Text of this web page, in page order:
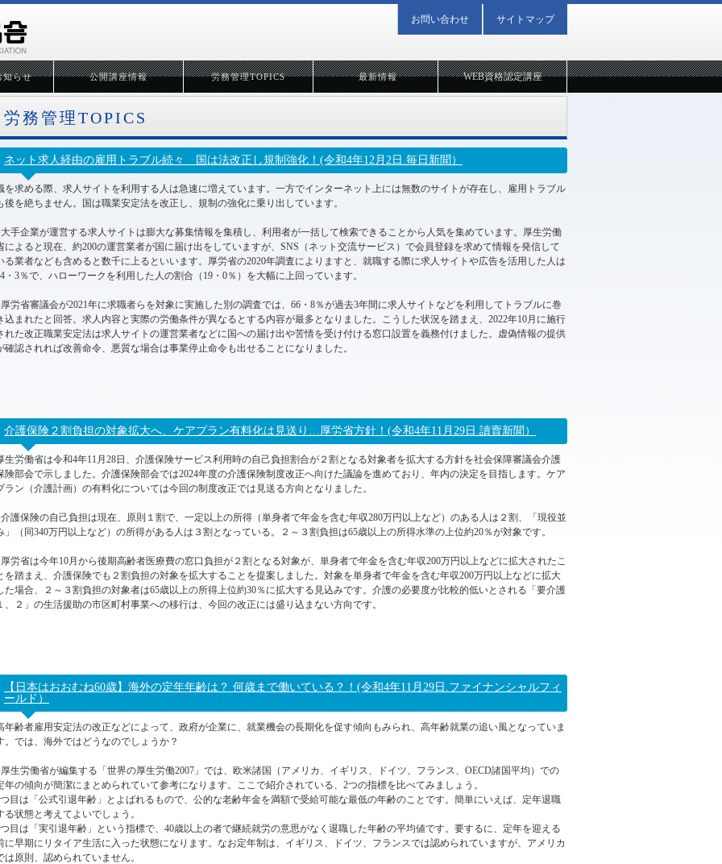
知らせ 公開講座情報 労務管理TOPICS 最新情報
労務管理TOPICS
ネット求人経由の雇用トラブル続々 国は法改正し規制強化！(令和4年12月2日.毎日新聞）
を求める際、求人サイトを利用する人は急速に増えています。一方でインターネット上には無数のサイトが存在し、雇用トラブル
後を絶ちません。国は職業安定法を改正し、規制の強化に乗り出しています。
手企業が運営する求人サイトは膨大な募集情報を集積し、利用者が一括して検索できることから人気を集めています。厚生労働
によると現在、約200の運営業者が国に届け出をしていますが、SNS（ネット交流サービス）で会員登録を求めて情報を発信して
る業者なども含めると数千に上るといいます。厚労省の2020年調査によりますと、就職する際に求人サイトや広告を活用した人は
・3％で、ハローワークを利用した人の割合（19・0％）を大幅に上回っています。
労省審議会が2021年に求職者らを対象に実施した別の調査では、66・8％が過去3年間に求人サイトなどを利用してトラブルに巻
込まれたと回答。求人内容と実際の労働条件が異なるとする内容が最多となりました。こうした状況を踏まえ、2022年10月に施行
れた改正職業安定法は求人サイトの運営業者などに国への届け出や苦情を受け付ける窓口設置を義務付けました。虚偽情報の提供
確認されれば改善命令、悪質な場合は事業停止命令も出せることになりました。
介護保険２割負担の対象拡大へ、ケアプラン有料化は見送り…厚労省方針！(令和4年11月29日.讀賣新聞）
生労働省は令和4年11月28日、介護保険サービス利用時の自己負担割合が２割となる対象者を拡大する方針を社会保障審議会介護
険部会で示しました。介護保険部会では2024年度の介護保険制度改正へ向けた議論を進めており、年内の決定を目指します。ケア
ラン（介護計画）の有料化については今回の制度改正では見送る方向となりました。
護保険の自己負担は現在、原則１割で、一定以上の所得（単身者で年金を含む年収280万円以上など）のある人は２割、「現役並
」（同340万円以上など）の所得がある人は３割となっている。２～３割負担は65歳以上の所得水準の上位約20％が対象です。
労省は今年10月から後期高齢者医療費の窓口負担が２割となる対象が、単身者で年金を含む年収200万円以上などに拡大されたこ
を踏まえ、介護保険でも２割負担の対象を拡大することを提案しました。対象を単身者で年金を含む年収200万円以上などに拡大
た場合、２～３割負担の対象者は65歳以上の所得上位約30％に拡大する見込みです。介護の必要度が比較的低いとされる「要介護
、２」の生活援助の市区町村事業への移行は、今回の改正には盛り込まない方向です。
【日本はおおむね60歳】海外の定年年齢は？ 何歳まで働いている？！(令和4年11月29日.ファイナンシャルフィ
ールド）
年齢者雇用安定法の改正などによって、政府が企業に、就業機会の長期化を促す傾向もみられ、高年齢就業の追い風となっていま
。では、海外ではどうなのでしょうか？
生労働省が編集する「世界の厚生労働2007」では、欧米諸国（アメリカ、イギリス、ドイツ、フランス、OECD諸国平均）での
年の傾向が簡潔にまとめられていて参考になります。ここで紹介されている、2つの指標を比べてみましょう。
目は「公式引退年齢」とよばれるもので、公的な老齢年金を満額で受給可能な最低の年齢のことです。簡単にいえば、定年退職
る状態と考えてよいでしょう。
目は「実引退年齢」という指標で、40歳以上の者で継続就労の意思がなく退職した年齢の平均値です。要するに、定年を迎える
に早期にリタイア生活に入った状態になります。なお定年制は、イギリス、ドイツ、フランスでは認められていますが、アメリカ
は原則、認められていません。
WEB資格認定講座
お問い合わせ サイトマップ